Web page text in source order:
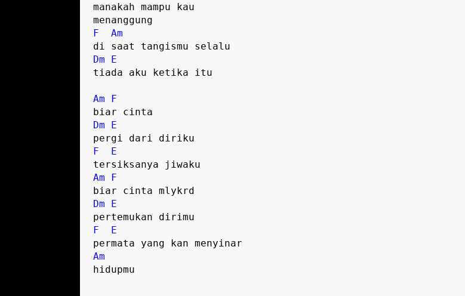
manakah mampu kau
F
Am
Dm
E
tiada aku ketika itu
Am
F
Dm
E
F
E
Am
F
Dm
E
F
E
Am
hidupmu